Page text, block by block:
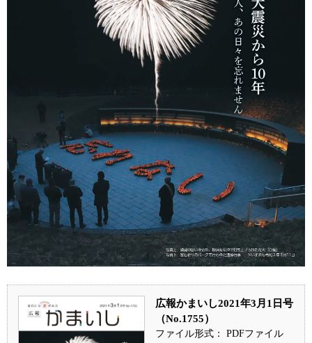
広報かまいし2021年3月1日号
（No.1755）
ファイル形式： PDFファイル